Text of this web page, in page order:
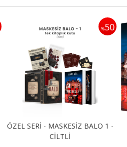
%50
ÖZEL SERİ - MASKESİZ BALO 1 -
CİLTLİ